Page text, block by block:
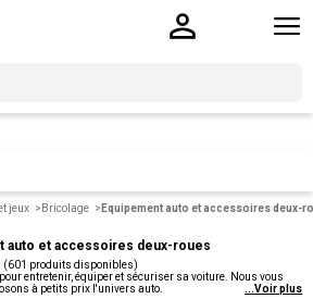
jeux Bricolage Equipement auto et accessoires deux-
auto et accessoires deux-roues
(601 produits disponibles)
entretenir, équiper et sécuriser sa voiture. Nous vous
à petits prix l'univers auto.
...Voir plus